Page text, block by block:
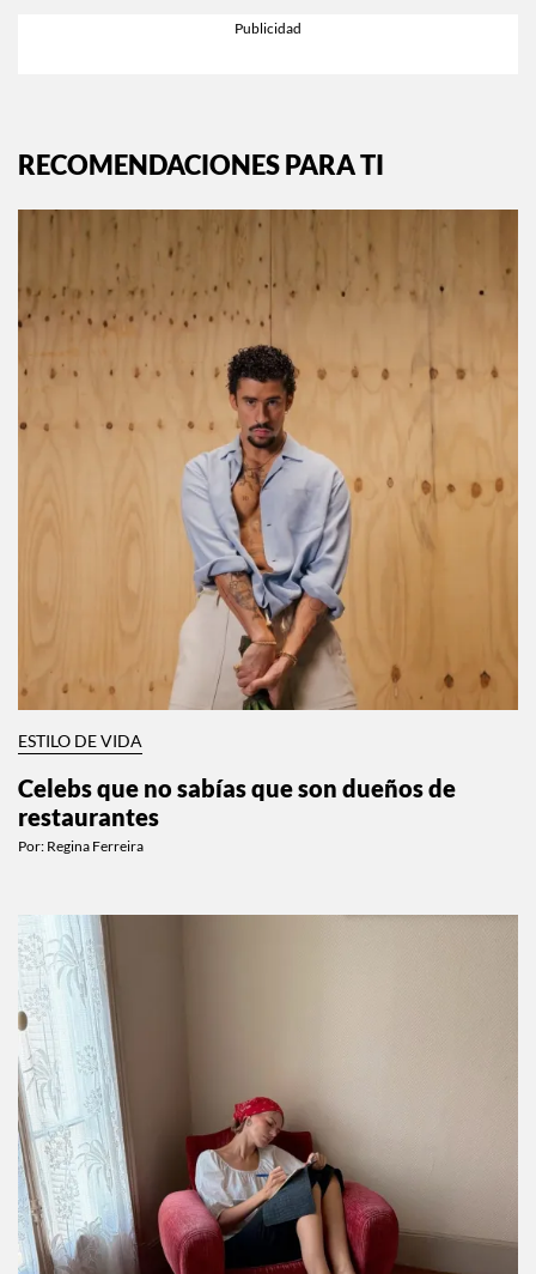
RECOMENDACIONES PARA TI
ESTILO DE VIDA
Celebs que no sabías que son dueños de
restaurantes
Por: Regina Ferreira